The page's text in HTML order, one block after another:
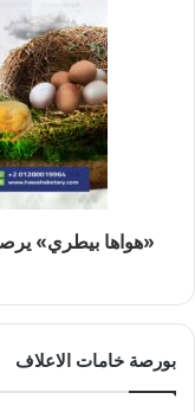
«هواها بيطري»
بورصة خامات الاعلاف